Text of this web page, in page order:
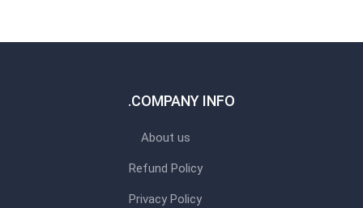
COMPANY INFO.
About us
Refund Policy
Privacy Policy